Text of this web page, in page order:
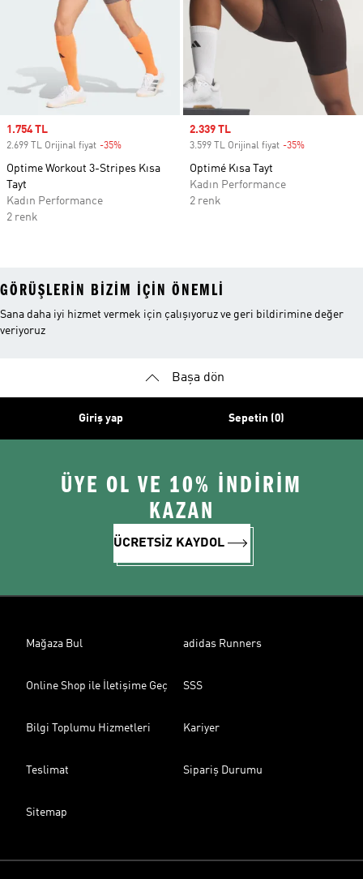
Sale price
1.754 TL
2.699 TL Orijinal fiyat -35%
Optime Workout 3-Stripes Kısa
Tayt
Kadın Performance
2 renk
Sale price
2.339 TL
3.599 TL Orijinal fiyat -35%
Optimé Kısa Tayt
Kadın Performance
2 renk
GÖRÜŞLERIN BIZIM IÇIN ÖNEMLI
Sana daha iyi hizmet vermek için çalışıyoruz ve geri bildirimine değer
veriyoruz
Başa dön
Giriş yap Sepetin (0)
ÜYE OL VE 10% İNDİRİM
KAZAN
ÜCRETSİZ KAYDOL
Mağaza Bul adidas Runners
Online Shop ile İletişime Geç SSS
Bilgi Toplumu Hizmetleri Kariyer
Teslimat Sipariş Durumu
Sitemap